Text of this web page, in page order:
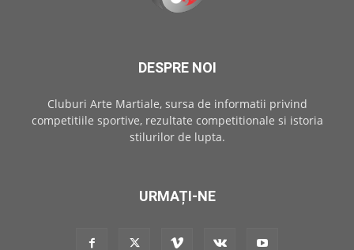
DESPRE NOI
Cluburi Arte Martiale, sursa de informatii privind
competitiile sportive, rezultate competitionale si istoria
stilurilor de lupta.
URMAȚI-NE